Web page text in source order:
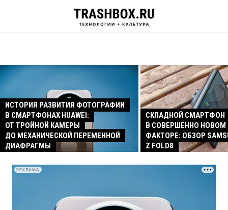
ИСТОРИЯ РАЗВИТИЯ ФОТОГРАФИИ
В СМАРТФОНАХ HUAWEI:
ОТ ТРОЙНОЙ КАМЕРЫ
ДО МЕХАНИЧЕСКОЙ ПЕРЕМЕННОЙ
ДИАФРАГМЫ
СКЛАДНОЙ СМАРТФОН
В СОВЕРШЕННО
ФАКТОРЕ: ОБЗОР
Z FOLD8
РЕКЛАМА